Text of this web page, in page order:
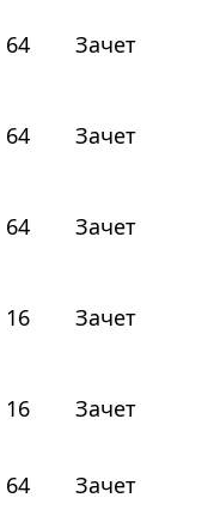
64 Зачет
64 Зачет
64 Зачет
16 Зачет
16 Зачет
64 Зачет